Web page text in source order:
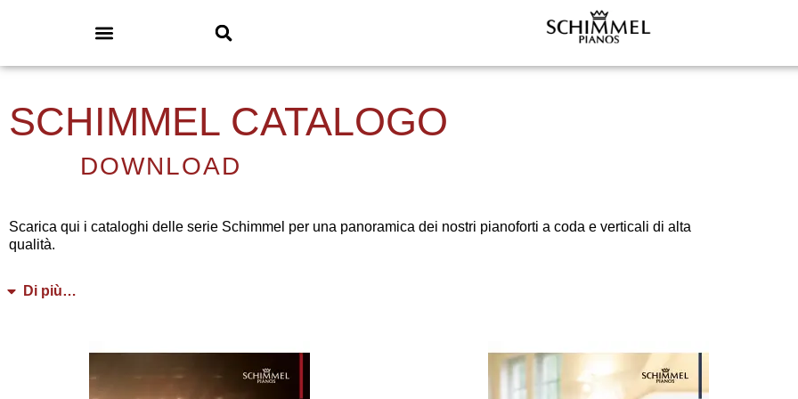
SCHIMMEL CATALOGO
DOWNLOAD
Scarica qui i cataloghi delle serie Schimmel per una panoramica dei nostri pianoforti a coda e verticali di alta
qualità.
Di più…